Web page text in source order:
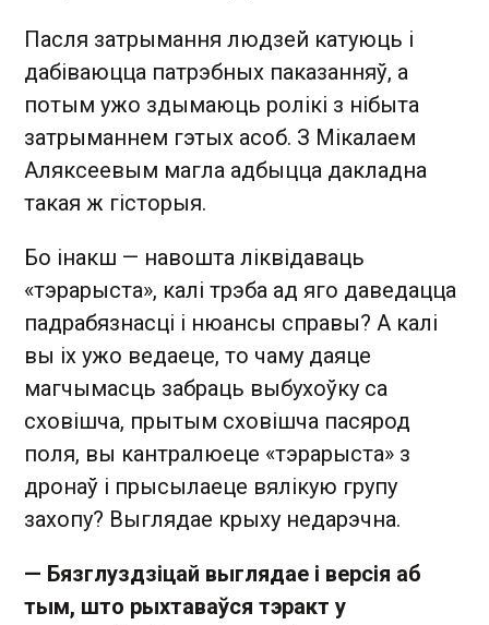
Пасля затрымання людзей катуюць і
дабіваюцца патрэбных паказанняў, а
потым ужо здымаюць ролікі з нібыта
затрыманнем гэтых асоб. З Мікалаем
Аляксеевым магла адбыцца дакладна
такая ж гісторыя.
Бо інакш — навошта ліквідаваць
«тэрарыста», калі трэба ад яго даведацца
падрабязнасці і нюансы справы? А калі
вы іх ужо ведаеце, то чаму даяце
магчымасць забраць выбухоўку са
сховішча, прытым сховішча пасярод
поля, вы кантралюеце «тэрарыста» з
дронаў і прысылаеце вялікую групу
захопу? Выглядае крыху недарэчна.
— Бязглуздзіцай выглядае і версія аб
тым, што рыхтаваўся тэракт у